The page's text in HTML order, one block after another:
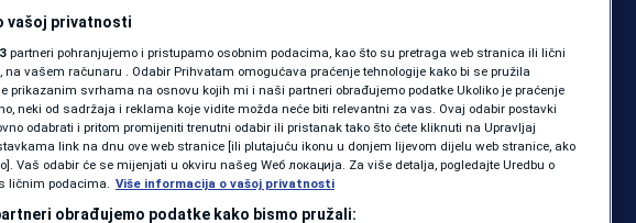
PODCAST
N1 SPECIJAL
FENOMENI
Amire Selimović
mora platiti po
je kući, umrla
vašoj privatnosti
partneri pohranjujemo i pristupamo osobnim podacima, kao što su pretraga web stranica ili lični
na vašem računaru . Odabir Prihvatam omogućava praćenje tehnologije kako bi se pružila
prikazanim svrhama na osnovu kojih mi i naši partneri obrađujemo podatke Ukoliko je praćenje
neki od sadržaja i reklama koje vidite možda neće biti relevantni za vas. Ovaj odabir postavki
odabrati i pritom promijeniti trenutni odabir ili pristanak tako što ćete kliknuti na Upravljaj
link na dnu ove web stranice [ili plutajuću ikonu u donjem lijevom dijelu web stranice, ako
Vaš odabir će se mijenjati u okviru našeg Wеб локација. Za više detalja, pogledajte Uredbu o
ličnim podacima. Više informacija o vašoj privatnosti
obrađujemo podatke kako bismo pružali: